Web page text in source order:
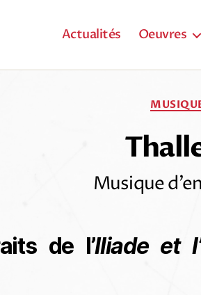
Actualités Oeuvres
Musique
de l’Iliade et